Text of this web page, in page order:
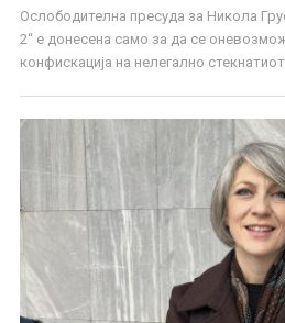
Ослободителна пресуда за Никола
2“ е донесена само за да се
конфискација на нелегално стекнатиот